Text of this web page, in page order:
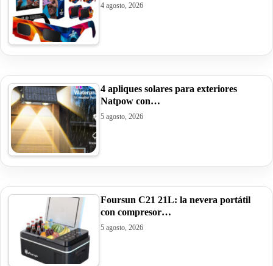
4 agosto, 2026
4 apliques solares para exteriores
Natpow con…
5 agosto, 2026
Foursun C21 21L: la nevera portátil
con compresor…
5 agosto, 2026